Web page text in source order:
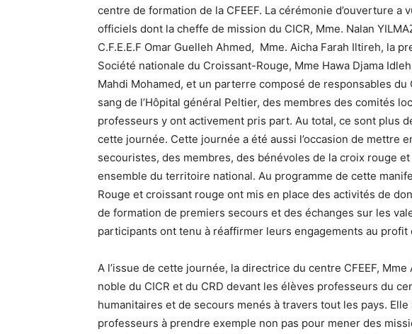
centre de formation de la CFEEF. La cérémonie d’ouverture a
officiels dont la cheffe de mission du CICR, Mme. Nalan
C.F.E.E.F Omar Guelleh Ahmed, Mme. Aicha Farah Iltireh, la
Société nationale du Croissant-Rouge, Mme Hawa Djama
Mahdi Mohamed, et un parterre composé de responsables du
sang de l’Hôpital général Peltier, des membres des comités
professeurs y ont activement pris part. Au total, ce sont plus
cette journée. Cette journée a été aussi l’occasion de mettre
secouristes, des membres, des bénévoles de la croix rouge
ensemble du territoire national. Au programme de cette
Rouge et croissant rouge ont mis en place des activités de
de formation de premiers secours et des échanges sur les
participants ont tenu à réaffirmer leurs engagements au profit
A l’issue de cette journée, la directrice du centre CFEEF,
noble du CICR et du CRD devant les élèves professeurs du
humanitaires et de secours menés à travers tout les pays.
professeurs à prendre exemple non pas pour mener des